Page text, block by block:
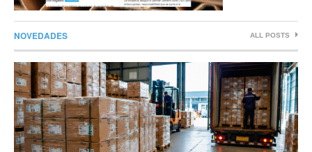
NOVEDADES ALL POSTS